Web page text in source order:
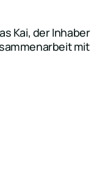
Kai, der Inhaber
mit